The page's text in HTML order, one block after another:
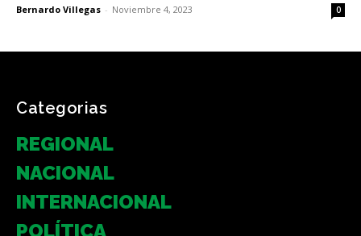
Bernardo Villegas - Noviembre 4, 2023 0
Categorias
REGIONAL
NACIONAL
INTERNACIONAL
POLÍTICA